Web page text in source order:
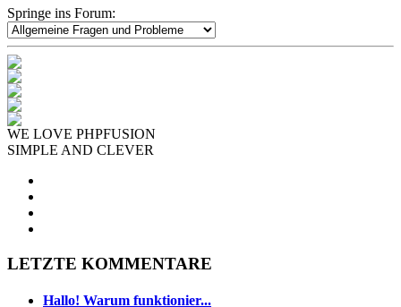
Springe ins Forum:
WE LOVE PHPFUSION
SIMPLE AND CLEVER
LETZTE KOMMENTARE
Hallo! Warum funktionier...